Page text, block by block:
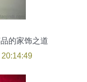
的家饰之道